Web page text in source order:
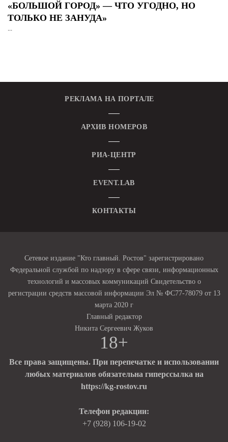
«БОЛЬШОЙ ГОРОД» — ЧТО УГОДНО, НО
ТОЛЬКО НЕ ЗАНУДА»
...
РЕКЛАМА НА ПОРТАЛЕ
АРХИВ НОМЕРОВ
РИА-ЦЕНТР
EVENT.LAB
КОНТАКТЫ
Сетевое издание "Кто главный. Ростов" зарегистрировано
Федеральной службой по надзору в сфере связи, информационных
технологий и массовых коммуникаций Свидетельство о
регистрации средств массовой информации Эл № ФС77-78079 от 13
марта 2020 г
Главный редактор
Никита Сергеевич Жуков
18+
Все права защищены. При перепечатке и использовании
любых материалов обязательна гиперссылка на
https://kg-rostov.ru
Телефон редакции:
+7 (928) 106-19-02